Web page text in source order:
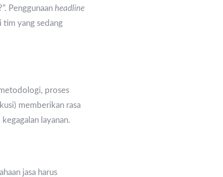
Penggunaan headline
tim yang sedang
proses
memberikan rasa
layanan.
jasa harus